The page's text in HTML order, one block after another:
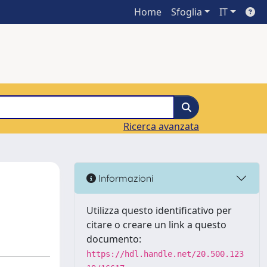
Home Sfoglia IT
Ricerca avanzata
Informazioni
Utilizza questo identificativo per
citare o creare un link a questo
documento:
https://hdl.handle.net/20.500.123